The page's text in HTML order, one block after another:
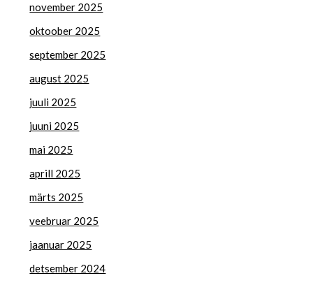
november 2025
oktoober 2025
september 2025
august 2025
juuli 2025
juuni 2025
mai 2025
aprill 2025
märts 2025
veebruar 2025
jaanuar 2025
detsember 2024